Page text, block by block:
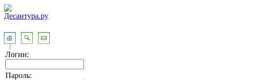
Логин:
Пароль: